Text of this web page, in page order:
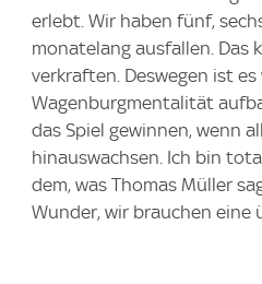
erlebt. Wir haben fünf,
monatelang ausfallen. Das
verkraften. Deswegen ist
Wagenburgmentalität
das Spiel gewinnen, wenn
hinauswachsen. Ich bin
dem, was Thomas Müller
Wunder, wir brauchen eine